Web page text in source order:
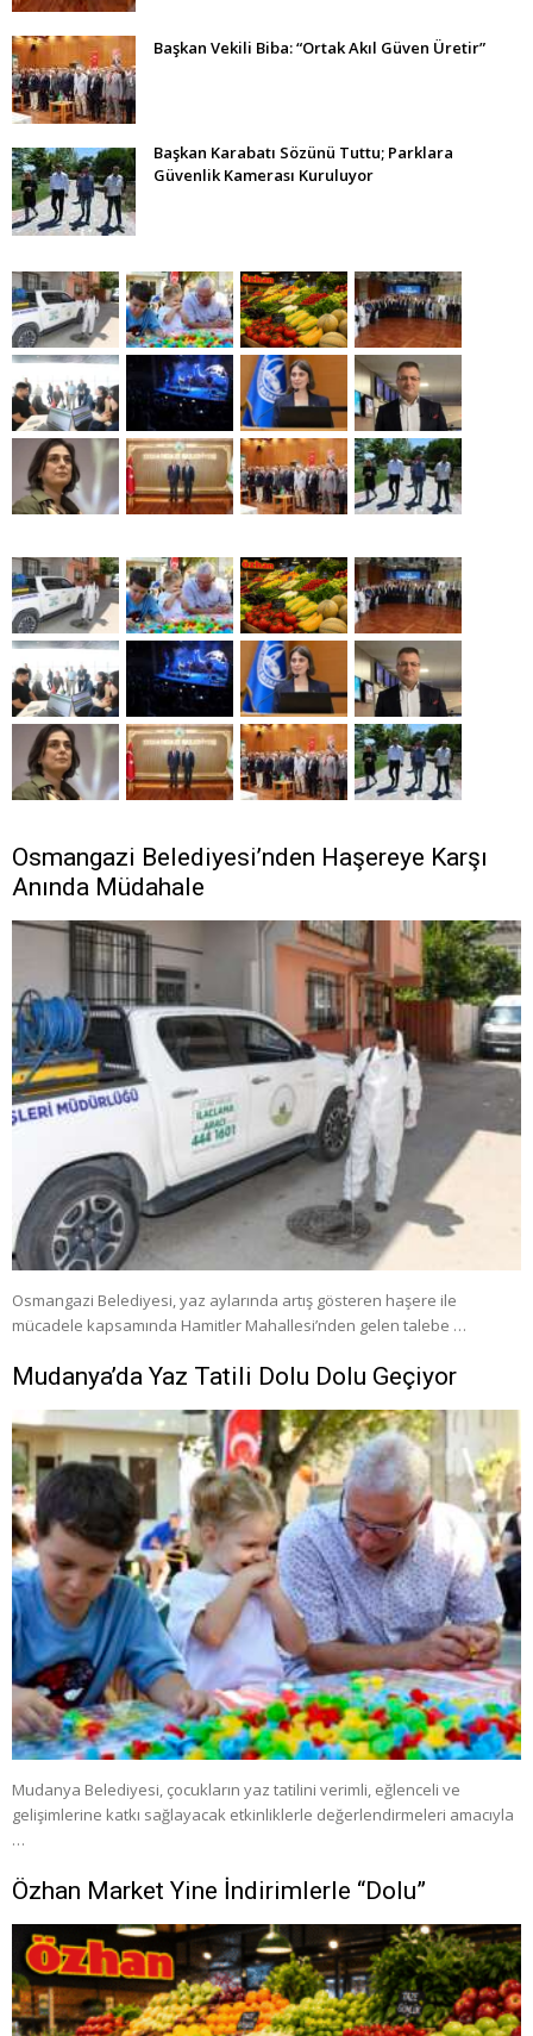
Başkan Vekili Biba: “Ortak Akıl Güven Üretir”
Başkan Karabatı Sözünü Tuttu; Parklara
Güvenlik Kamerası Kuruluyor
Osmangazi Belediyesi’nden Haşereye Karşı
Anında Müdahale
Osmangazi Belediyesi, yaz aylarında artış gösteren haşere ile
mücadele kapsamında Hamitler Mahallesi’nden gelen talebe …
Mudanya’da Yaz Tatili Dolu Dolu Geçiyor
Mudanya Belediyesi, çocukların yaz tatilini verimli, eğlenceli ve
gelişimlerine katkı sağlayacak etkinliklerle değerlendirmeleri amacıyla
…
Özhan Market Yine İndirimlerle “Dolu”